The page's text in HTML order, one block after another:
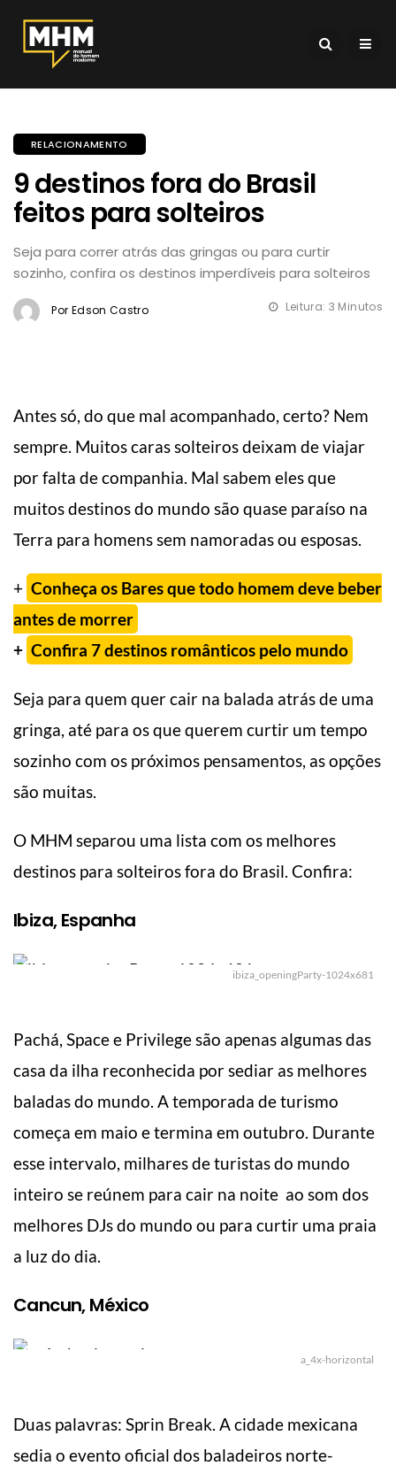
RELACIONAMENTO
9 destinos fora do Brasil
feitos para solteiros
Seja para correr atrás das gringas ou para curtir
sozinho, confira os destinos imperdíveis para solteiros
Por Edson Castro Leitura: 3 Minutos
Antes só, do que mal acompanhado, certo? Nem
sempre. Muitos caras solteiros deixam de viajar
por falta de companhia. Mal sabem eles que
muitos destinos do mundo são quase paraíso na
Terra para homens sem namoradas ou esposas.
+ Conheça os Bares que todo homem deve beber
antes de morrer
+ Confira 7 destinos românticos pelo mundo
Seja para quem quer cair na balada atrás de uma
gringa, até para os que querem curtir um tempo
sozinho com os próximos pensamentos, as opções
são muitas.
O MHM separou uma lista com os melhores
destinos para solteiros fora do Brasil. Confira:
Ibiza, Espanha
ibiza_openingParty-1024x681
Pachá, Space e Privilege são apenas algumas das
casa da ilha reconhecida por sediar as melhores
baladas do mundo. A temporada de turismo
começa em maio e termina em outubro. Durante
esse intervalo, milhares de turistas do mundo
inteiro se reúnem para cair na noite ao som dos
melhores DJs do mundo ou para curtir uma praia
a luz do dia.
Cancun, México
a_4x-horizontal
Duas palavras: Sprin Break. A cidade mexicana
sedia o evento oficial dos baladeiros norte-